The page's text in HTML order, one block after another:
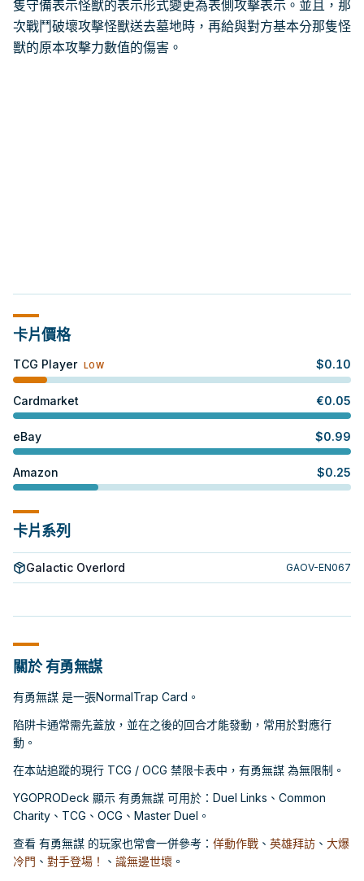
隻守備表示怪獸的表示形式變更為表側攻擊表示。並且，那
次戰鬥破壞攻擊怪獸送去墓地時，再給與對方基本分那隻怪
獸的原本攻擊力數值的傷害。
卡片價格
TCG Player LOW $0.10
Cardmarket €0.05
eBay $0.99
Amazon $0.25
卡片系列
Galactic Overlord GAOV-EN067
關於 有勇無謀
有勇無謀 是一張NormalTrap Card。
陷阱卡通常需先蓋放，並在之後的回合才能發動，常用於對應行
動。
在本站追蹤的現行 TCG / OCG 禁限卡表中，有勇無謀 為無限制。
YGOPRODeck 顯示 有勇無謀 可用於：Duel Links、Common
Charity、TCG、OCG、Master Duel。
查看 有勇無謀 的玩家也常會一併參考： 佯動作戰 、 英雄拜訪 、 大爆
冷門 、 對手登場！ 、 識無邊世壞 。